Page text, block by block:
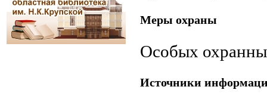
Меры охраны
Особых
Источники